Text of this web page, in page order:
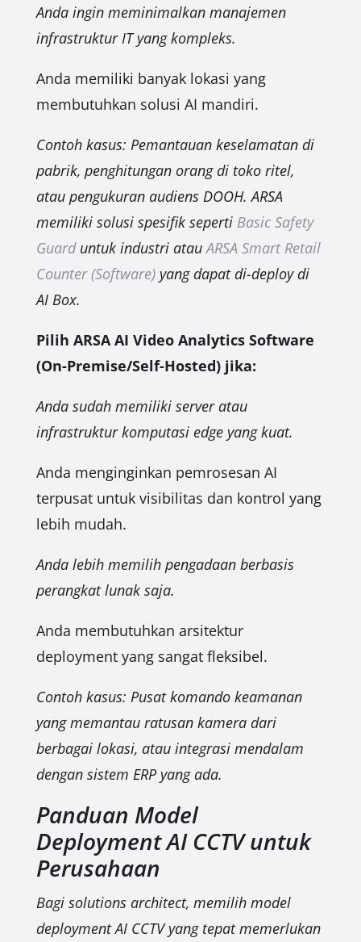
Anda ingin meminimalkan manajemen
infrastruktur IT yang kompleks.
Anda memiliki banyak lokasi yang
membutuhkan solusi AI mandiri.
Contoh kasus: Pemantauan keselamatan di
pabrik, penghitungan orang di toko ritel,
atau pengukuran audiens DOOH. ARSA
memiliki solusi spesifik seperti Basic Safety
Guarduntuk industri atauARSA Smart Retail
Counter (Software)yang dapat di-deploy di
AI Box.
Pilih ARSA AI Video Analytics Software
(On-Premise/Self-Hosted) jika:
Anda sudah memiliki server atau
infrastruktur komputasi edge yang kuat.
Anda menginginkan pemrosesan AI
terpusat untuk visibilitas dan kontrol yang
lebih mudah.
Anda lebih memilih pengadaan berbasis
perangkat lunak saja.
Anda membutuhkan arsitektur
deployment yang sangat fleksibel.
Contoh kasus: Pusat komando keamanan
yang memantau ratusan kamera dari
berbagai lokasi, atau integrasi mendalam
dengan sistem ERP yang ada.
Panduan Model
Deployment AI CCTV untuk
Perusahaan
Bagi solutions architect, memilih model
deployment AI CCTV yang tepat memerlukan